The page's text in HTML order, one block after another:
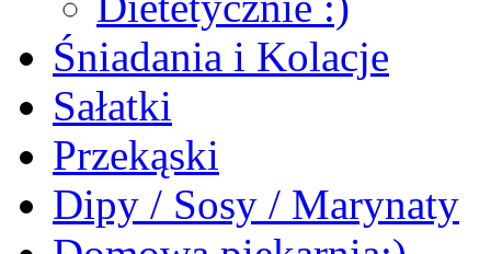
Śniadania i Kolacje
Sałatki
Przekąski
Dipy / Sosy / Marynaty